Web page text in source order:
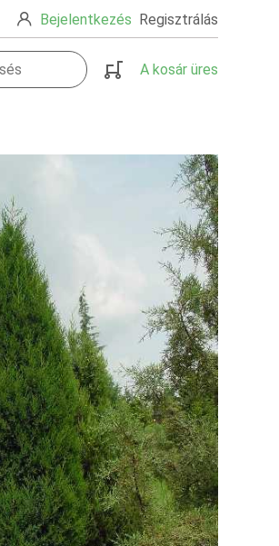
Bejelentkezés Regisztrálás
A kosár üres